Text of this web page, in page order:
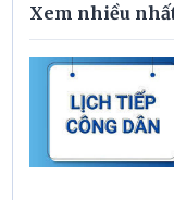
Xem nhiều